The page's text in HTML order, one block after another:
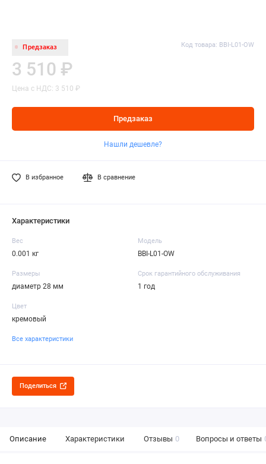
Предзаказ Код товара: BBI-L01-OW
3 510 ₽
Цена с НДС: 3 510 ₽
Предзаказ
Нашли дешевле?
В избранное В сравнение
Характеристики
Вес
0.001 кг
Модель
BBI-L01-OW
Размеры
диаметр 28 мм
Срок гарантийного обслуживания
1 год
Цвет
кремовый
Все характеристики
Поделиться
Описание Характеристики Отзывы 0 Вопросы и ответы